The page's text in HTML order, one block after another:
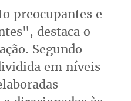
preocupantes e
destaca o
Segundo
em níveis